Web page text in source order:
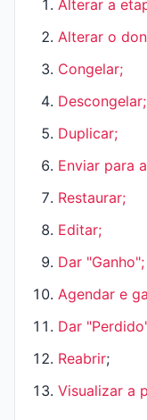
Alterar a
Alterar o
Congelar;
Descongelar;
Duplicar;
Enviar para
Restaurar;
Editar;
Dar "Ganho";
Agendar e
Dar
Reabrir;
Visualizar a